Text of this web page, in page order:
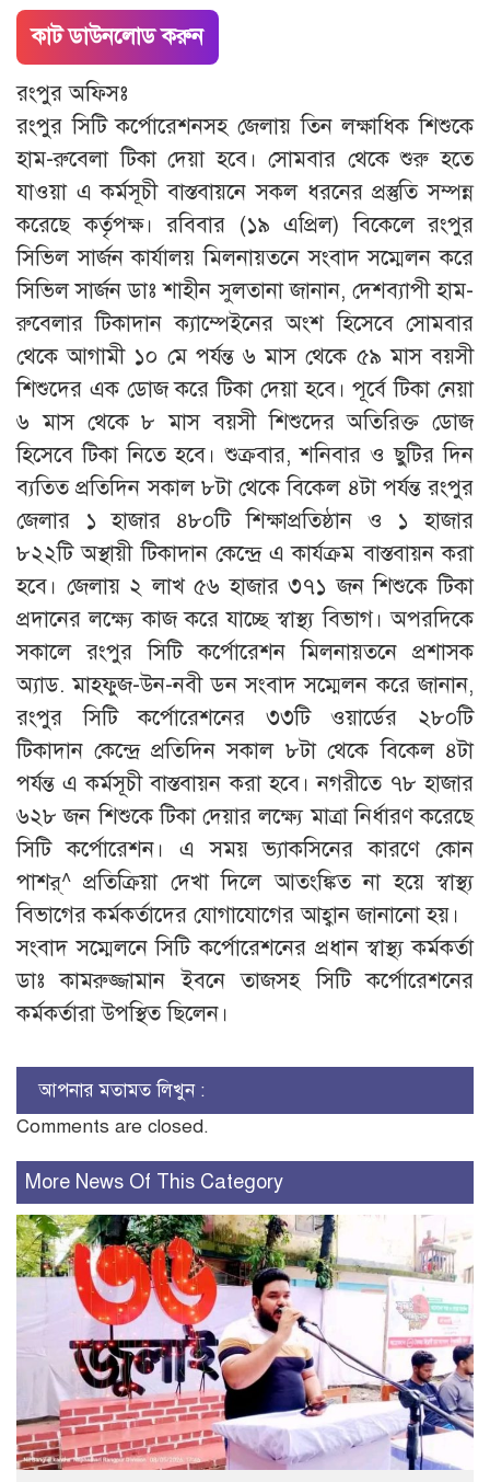
কাট ডাউনলোড করুন
রংপুর অফিসঃ
রংপুর সিটি কর্পোরেশনসহ জেলায় তিন লক্ষাধিক শিশুকে
হাম-রুবেলা টিকা দেয়া হবে। সোমবার থেকে শুরু হতে
যাওয়া এ কর্মসূচী বাস্তবায়নে সকল ধরনের প্রস্তুতি সম্পন্ন
করেছে কর্তৃপক্ষ। রবিবার (১৯ এপ্রিল) বিকেলে রংপুর
সিভিল সার্জন কার্যালয় মিলনায়তনে সংবাদ সম্মেলন করে
সিভিল সার্জন ডাঃ শাহীন সুলতানা জানান, দেশব্যাপী হাম-
রুবেলার টিকাদান ক্যাম্পেইনের অংশ হিসেবে সোমবার
থেকে আগামী ১০ মে পর্যন্ত ৬ মাস থেকে ৫৯ মাস বয়সী
শিশুদের এক ডোজ করে টিকা দেয়া হবে। পূর্বে টিকা নেয়া
৬ মাস থেকে ৮ মাস বয়সী শিশুদের অতিরিক্ত ডোজ
হিসেবে টিকা নিতে হবে। শুক্রবার, শনিবার ও ছুটির দিন
ব্যতিত প্রতিদিন সকাল ৮টা থেকে বিকেল ৪টা পর্যন্ত রংপুর
জেলার ১ হাজার ৪৮০টি শিক্ষাপ্রতিষ্ঠান ও ১ হাজার
৮২২টি অস্থায়ী টিকাদান কেন্দ্রে এ কার্যক্রম বাস্তবায়ন করা
হবে। জেলায় ২ লাখ ৫৬ হাজার ৩৭১ জন শিশুকে টিকা
প্রদানের লক্ষ্যে কাজ করে যাচ্ছে স্বাস্থ্য বিভাগ। অপরদিকে
সকালে রংপুর সিটি কর্পোরেশন মিলনায়তনে প্রশাসক
অ্যাড. মাহফুজ-উন-নবী ডন সংবাদ সম্মেলন করে জানান,
রংপুর সিটি কর্পোরেশনের ৩৩টি ওয়ার্ডের ২৮০টি
টিকাদান কেন্দ্রে প্রতিদিন সকাল ৮টা থেকে বিকেল ৪টা
পর্যন্ত এ কর্মসূচী বাস্তবায়ন করা হবে। নগরীতে ৭৮ হাজার
৬২৮ জন শিশুকে টিকা দেয়ার লক্ষ্যে মাত্রা নির্ধারণ করেছে
সিটি কর্পোরেশন। এ সময় ভ্যাকসিনের কারণে কোন
পাশর্^ প্রতিক্রিয়া দেখা দিলে আতংঙ্কিত না হয়ে স্বাস্থ্য
বিভাগের কর্মকর্তাদের যোগাযোগের আহ্বান জানানো হয়।
সংবাদ সম্মেলনে সিটি কর্পোরেশনের প্রধান স্বাস্থ্য কর্মকর্তা
ডাঃ কামরুজ্জামান ইবনে তাজসহ সিটি কর্পোরেশনের
কর্মকর্তারা উপস্থিত ছিলেন।
আপনার মতামত লিখুন :
Comments are closed.
More News Of This Category